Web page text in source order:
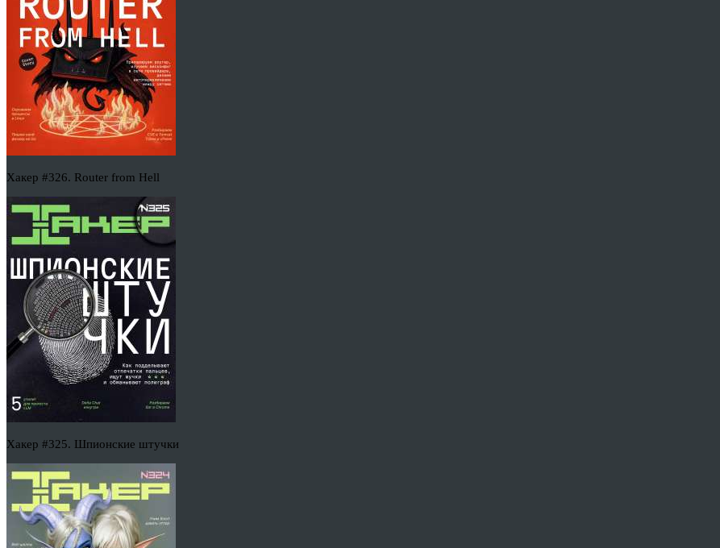
Хакер #326. Router from Hell
Хакер #325. Шпионские штучки